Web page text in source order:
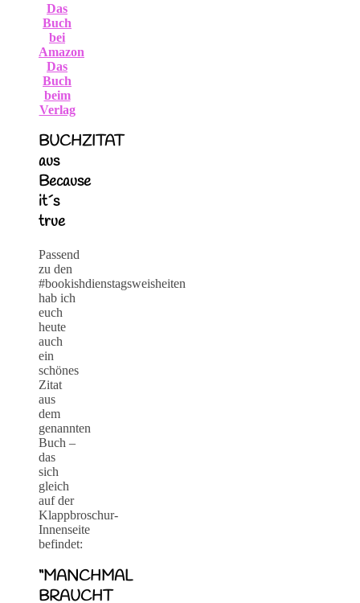
Das
Buch
bei
Amazon
Das
Buch
beim
Verlag
BUCHZITAT
aus
Because
it´s
true
Passend
zu den
#bookishdienstagsweisheiten
hab ich
euch
heute
auch
ein
schönes
Zitat
aus
dem
genannten
Buch –
das
sich
gleich
auf der
Klappbroschur-
Innenseite
befindet:
“MANCHMAL
BRAUCHT